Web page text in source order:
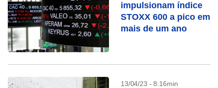
impulsionam índice
STOXX 600 a pico em
mais de um ano
13/04/23 - 8:16min